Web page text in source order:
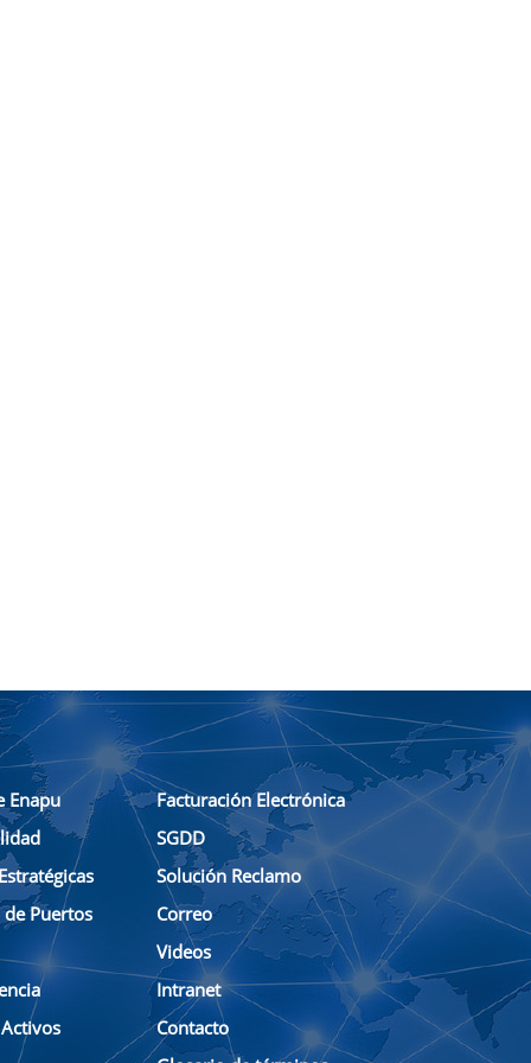
Enapu
Puertos
Facturación Electrónica
SGDD
Solución Reclamo
Correo
Videos
Intranet
Contacto